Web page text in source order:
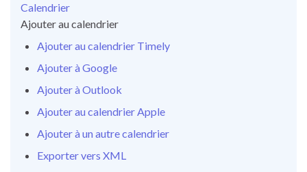
Calendrier
Ajouter au calendrier
Ajouter au calendrier Timely
Ajouter à Google
Ajouter à Outlook
Ajouter au calendrier Apple
Ajouter à un autre calendrier
Exporter vers XML